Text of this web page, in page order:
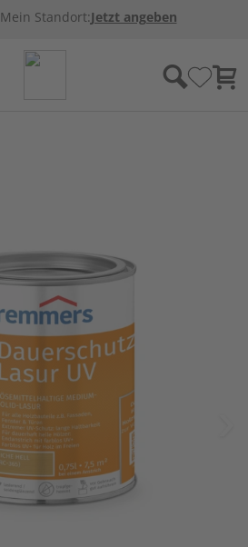
Mein Standort:Jetzt angeben